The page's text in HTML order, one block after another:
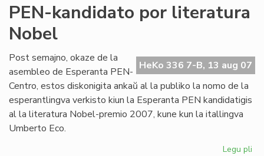
PEN-kandidato por literatura
Nobel
HeKo 336 7-B, 13 aug 07
Post semajno, okaze de la
asembleo de Esperanta PEN-
Centro, estos diskonigita ankaŭ al la publiko la nomo de la
esperantlingva verkisto kiun la Esperanta PEN kandidatigis
al la literatura Nobel-premio 2007, kune kun la itallingva
Umberto Eco.
Legu pli